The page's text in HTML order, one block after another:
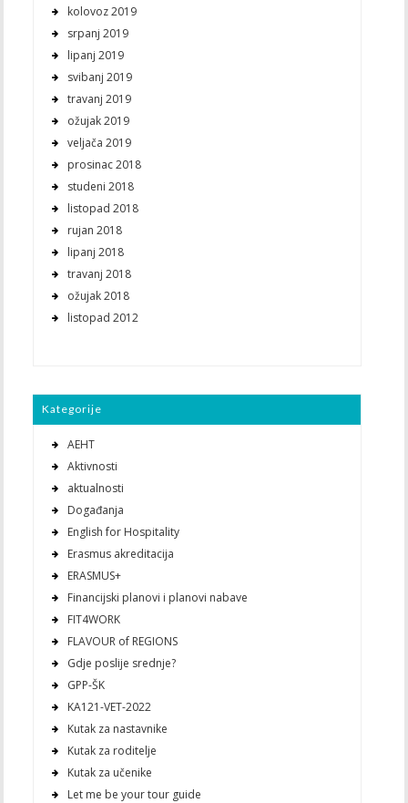
kolovoz 2019
srpanj 2019
lipanj 2019
svibanj 2019
travanj 2019
ožujak 2019
veljača 2019
prosinac 2018
studeni 2018
listopad 2018
rujan 2018
lipanj 2018
travanj 2018
ožujak 2018
listopad 2012
Kategorije
AEHT
Aktivnosti
aktualnosti
Događanja
English for Hospitality
Erasmus akreditacija
ERASMUS+
Financijski planovi i planovi nabave
FIT4WORK
FLAVOUR of REGIONS
Gdje poslije srednje?
GPP-ŠK
KA121-VET-2022
Kutak za nastavnike
Kutak za roditelje
Kutak za učenike
Let me be your tour guide